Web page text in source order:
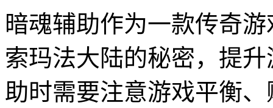
暗魂辅助作为一款传奇
索玛法大陆的秘密，提
助时需要注意游戏平衡